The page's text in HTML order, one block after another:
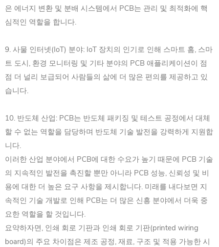
은 에너지 변환 및 분배 시스템에서 PCB는 관리 및 최적화에 핵
심적인 역할을 합니다.
9. 사물 인터넷(IoT) 분야: IoT 장치의 인기로 인해 스마트 홈, 스마
트 도시, 환경 모니터링 및 기타 분야의 PCB 애플리케이션이 점
점 더 널리 보급되어 사람들의 삶에 더 많은 편의를 제공하고 있
습니다.
10. 반도체 산업: PCB는 반도체 패키징 및 테스트 공정에서 대체
할 수 없는 역할을 담당하며 반도체 기술 발전을 강력하게 지원합
니다.
이러한 산업 분야에서 PCB에 대한 수요가 높기 때문에 PCB 기술
의 지속적인 발전을 촉진할 뿐만 아니라 PCB 성능, 신뢰성 및 비
용에 대한 더 높은 요구 사항을 제시합니다. 미래를 내다보면 지
속적인 기술 개발로 인해 PCB는 더 많은 신흥 분야에서 더욱 중
요한 역할을 할 것입니다.
요약하자면, 인쇄 회로 기판과 인쇄 회로 기판(printed wiring
board)의 주요 차이점은 제조 공정, 재료, 구조 및 적용 가능한 시